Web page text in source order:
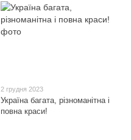
2 грудня 2023
Україна багата, різноманітна і
повна краси!